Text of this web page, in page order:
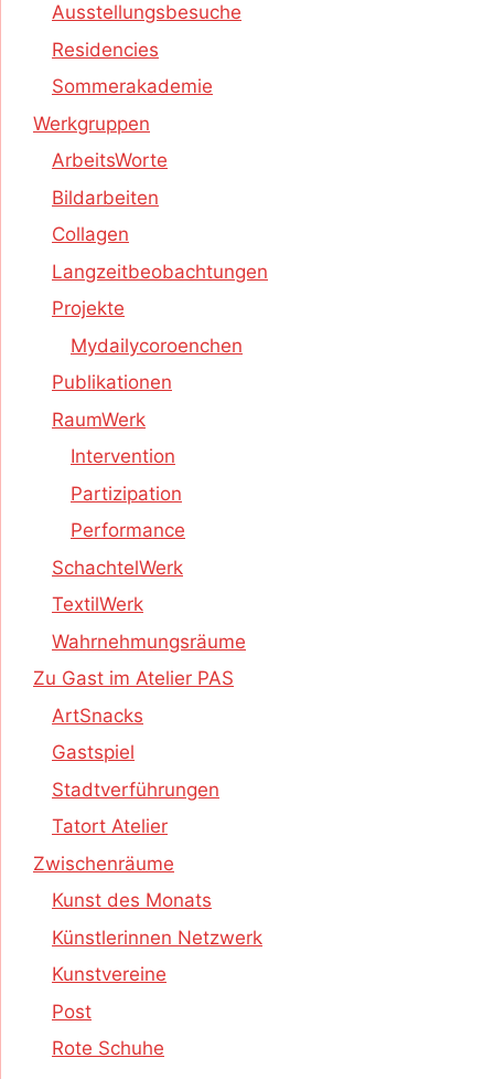
Ausstellungsbesuche
Residencies
Sommerakademie
Werkgruppen
ArbeitsWorte
Bildarbeiten
Collagen
Langzeitbeobachtungen
Projekte
Mydailycoroenchen
Publikationen
RaumWerk
Intervention
Partizipation
Performance
SchachtelWerk
TextilWerk
Wahrnehmungsräume
Zu Gast im Atelier PAS
ArtSnacks
Gastspiel
Stadtverführungen
Tatort Atelier
Zwischenräume
Kunst des Monats
Künstlerinnen Netzwerk
Kunstvereine
Post
Rote Schuhe